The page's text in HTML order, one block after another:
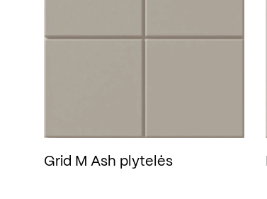
Grid M Ash plytelės